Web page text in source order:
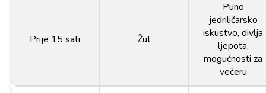
Prije 15 sati Žut
Puno
jedriličarsko
iskustvo, divlja
ljepota,
mogućnosti za
večeru